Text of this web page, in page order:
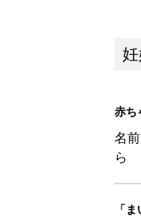
赤ち
名
ら
「